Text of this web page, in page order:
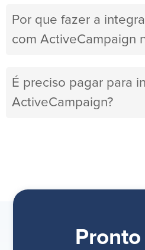
Por que fazer a
com ActiveCampaign
É preciso pagar para
ActiveCampaign?